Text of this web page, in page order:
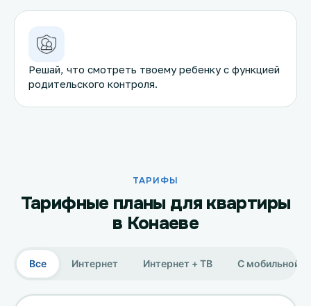
Решай, что смотреть твоему ребенку с функцией
родительского контроля.
ТАРИФЫ
Тарифные планы для квартиры
в Конаеве
Все Интернет Интернет + ТВ С мобильной